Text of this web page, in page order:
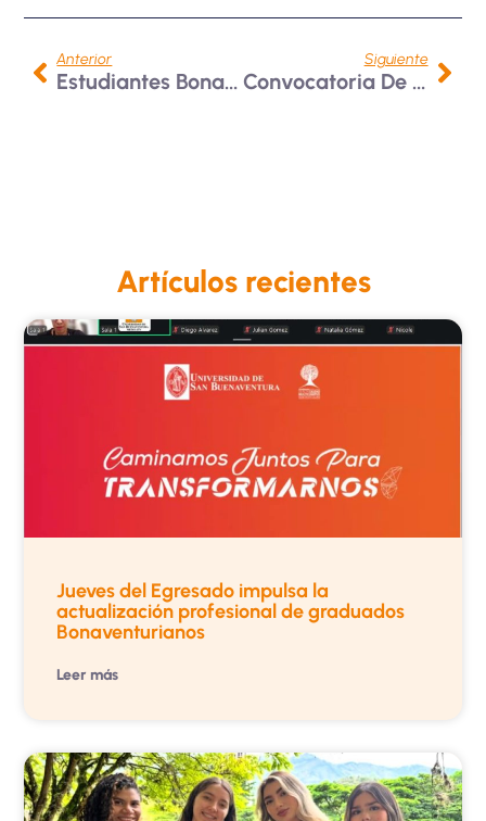
Anterior
Estudiantes Bonaventurianos Hacen Parte De CESCA 2024
Siguiente
Convocatoria De Movilidad E Intercambio Académico BUAP, México | 2024-2
Artículos recientes
Jueves del Egresado impulsa la
actualización profesional de graduados
Bonaventurianos
Leer más